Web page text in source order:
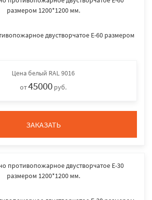
двустворчатое E-60 размером
Цена белый RAL 9016
от45000 руб.
ЗАКАЗАТЬ